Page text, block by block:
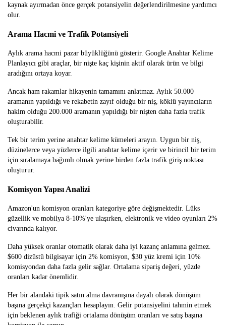
kaynak ayırmadan önce gerçek potansiyelin değerlendirilmesine yardımcı
olur.
Arama Hacmi ve Trafik Potansiyeli
Aylık arama hacmi pazar büyüklüğünü gösterir. Google Anahtar Kelime
Planlayıcı gibi araçlar, bir nişte kaç kişinin aktif olarak ürün ve bilgi
aradığını ortaya koyar.
Ancak ham rakamlar hikayenin tamamını anlatmaz. Aylık 50.000
aramanın yapıldığı ve rekabetin zayıf olduğu bir niş, köklü yayıncıların
hakim olduğu 200.000 aramanın yapıldığı bir nişten daha fazla trafik
oluşturabilir.
Tek bir terim yerine anahtar kelime kümeleri arayın. Uygun bir niş,
düzinelerce veya yüzlerce ilgili anahtar kelime içerir ve birincil bir terim
için sıralamaya bağımlı olmak yerine birden fazla trafik giriş noktası
oluşturur.
Komisyon Yapısı Analizi
Amazon'un komisyon oranları kategoriye göre değişmektedir. Lüks
güzellik ve mobilya 8-10%'ye ulaşırken, elektronik ve video oyunları 2%
civarında kalıyor.
Daha yüksek oranlar otomatik olarak daha iyi kazanç anlamına gelmez.
$600 dizüstü bilgisayar için 2% komisyon, $30 yüz kremi için 10%
komisyondan daha fazla gelir sağlar. Ortalama sipariş değeri, yüzde
oranları kadar önemlidir.
Her bir alandaki tipik satın alma davranışına dayalı olarak dönüşüm
başına gerçekçi kazançları hesaplayın. Gelir potansiyelini tahmin etmek
için beklenen aylık trafiği ortalama dönüşüm oranları ve satış başına